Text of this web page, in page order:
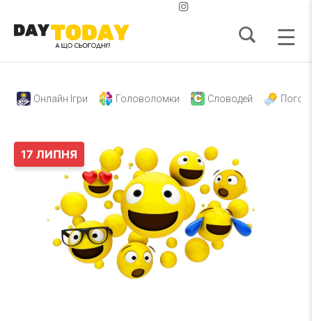
Онлайн Ігри Головоломки Словодей